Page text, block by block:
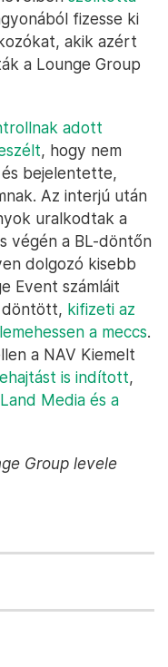
fizesse ki
akik azért
a Lounge Group
adott
, hogy nem
bejelentette,
Az interjú után
uralkodtak a
végén a BL-döntőn
dolgozó kisebb
Event számláit
döntött, kifizeti az
a meccs.
a NAV Kiemelt
is indított,
Media és a
Group levele